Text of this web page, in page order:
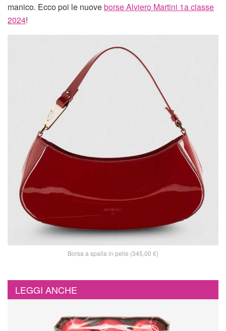
manico. Ecco poi le nuoveborse Alviero Martini 1a classe
2024!
Borsa a spalla in pelle (345,00 €)
LEGGI ANCHE